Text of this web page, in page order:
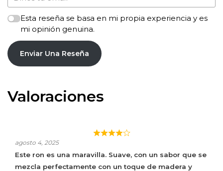
Esta reseña se basa en mi propia experiencia y es
mi opinión genuina.
Enviar Una Reseña
Valoraciones
¡NUNCA ME CANSARÉ DE ESTE!
agosto 4, 2025
Este ron es una maravilla. Suave, con un sabor que se
mezcla perfectamente con un toque de madera y